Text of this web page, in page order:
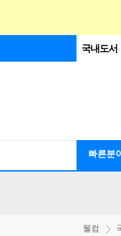
국내도서
빠른분
웰컴